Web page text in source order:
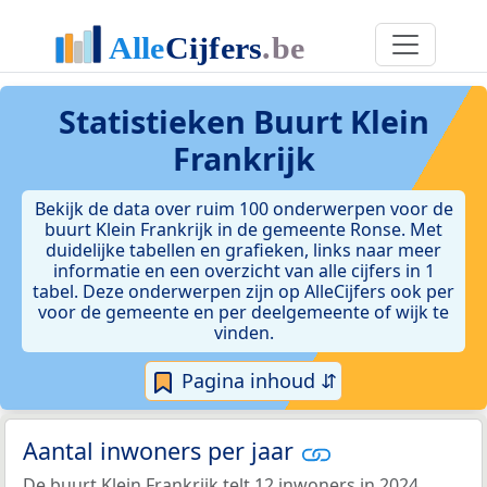
Statistieken Buurt Klein
Frankrijk
Bekijk de data over ruim 100 onderwerpen voor de
buurt Klein Frankrijk in de gemeente Ronse. Met
duidelijke tabellen en grafieken, links naar meer
informatie en een overzicht van alle cijfers in 1
tabel. Deze onderwerpen zijn op AlleCijfers ook per
voor de gemeente en per deelgemeente of wijk te
vinden.
Pagina inhoud ⇵
Aantal inwoners per jaar